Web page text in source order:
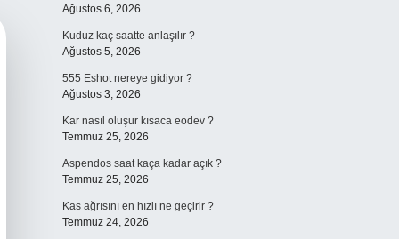
Ağustos 6, 2026
Kuduz kaç saatte anlaşılır ?
Ağustos 5, 2026
555 Eshot nereye gidiyor ?
Ağustos 3, 2026
Kar nasıl oluşur kısaca eodev ?
Temmuz 25, 2026
Aspendos saat kaça kadar açık ?
Temmuz 25, 2026
Kas ağrısını en hızlı ne geçirir ?
Temmuz 24, 2026